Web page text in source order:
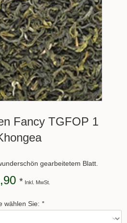
Fancy TGFOP 1
gearbeitetem Blatt.
* Inkl. MwSt.
wählen Sie: *